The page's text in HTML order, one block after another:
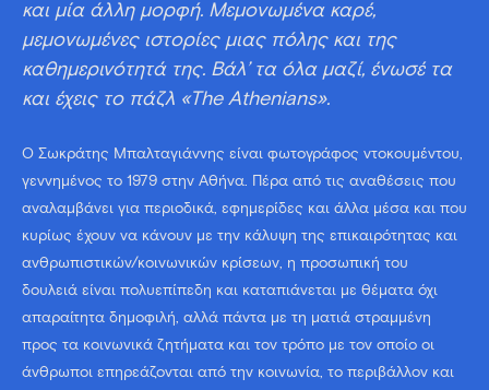
και μία άλλη μορφή. Μεμονωμένα καρέ,
μεμονωμένες ιστορίες μιας πόλης και της
καθημερινότητά της. Βάλ’ τα όλα μαζί, ένωσέ τα
και έχεις το πάζλ «The Athenians».
Ο Σωκράτης Μπαλταγιάννης είναι φωτογράφος ντοκουμέντου,
γεννημένος το 1979 στην Αθήνα. Πέρα από τις αναθέσεις που
αναλαμβάνει για περιοδικά, εφημερίδες και άλλα μέσα και που
κυρίως έχουν να κάνουν με την κάλυψη της επικαιρότητας και
ανθρωπιστικών/κοινωνικών κρίσεων, η προσωπική του
δουλειά είναι πολυεπίπεδη και καταπιάνεται με θέματα όχι
απαραίτητα δημοφιλή, αλλά πάντα με τη ματιά στραμμένη
προς τα κοινωνικά ζητήματα και τον τρόπο με τον οποίο οι
άνθρωποι επηρεάζονται από την κοινωνία, το περιβάλλον και